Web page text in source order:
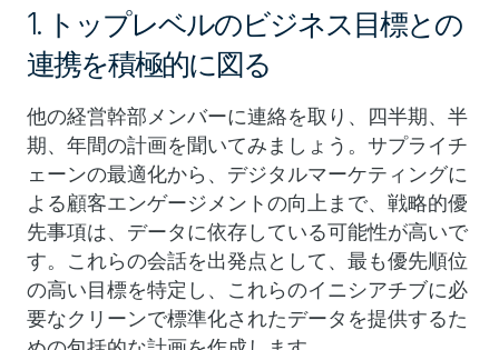
1. トップレベルのビジネス目標との
連携を積極的に図る
他の経営幹部メンバーに連絡を取り、四半期、半
期、年間の計画を聞いてみましょう。サプライチ
ェーンの最適化から、デジタルマーケティングに
よる顧客エンゲージメントの向上まで、戦略的優
先事項は、データに依存している可能性が高いで
す。これらの会話を出発点として、最も優先順位
の高い目標を特定し、これらのイニシアチブに必
要なクリーンで標準化されたデータを提供するた